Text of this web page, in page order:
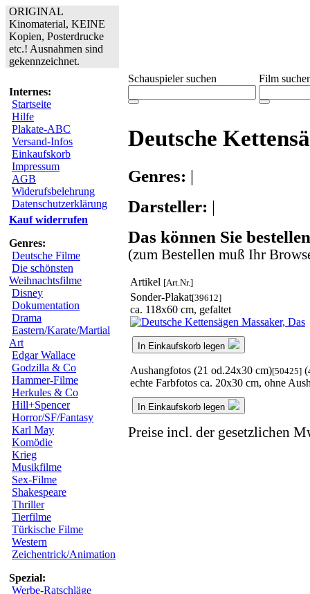
ORIGINAL
Kinomaterial, KEINE
Kopien, Posterdrucke
etc.! Ausnahmen sind
gekennzeichnet.
Internes:
Startseite
Hilfe
Plakate-ABC
Versand-Infos
Einkaufskorb
Impressum
AGB
Widerufsbelehrung
Datenschutzerklärung
Kauf widerrufen
Genres:
Deutsche Filme
Die schönsten
Weihnachtsfilme
Disney
Dokumentation
Drama
Eastern/Karate/Martial
Art
Edgar Wallace
Godzilla & Co
Hammer-Filme
Herkules & Co
Hill+Spencer
Horror/SF/Fantasy
Karl May
Komödie
Krieg
Musikfilme
Sex-Filme
Shakespeare
Thriller
Tierfilme
Türkische Filme
Western
Zeichentrick/Animation
Spezial:
Werbe-Ratschläge
Schauspieler suchen Film
Deutsche
Genres: |
Darsteller: |
Das können Sie
(zum Bestellen muß Ihr
Artikel [Art.Nr.]
Sonder-Plakat[39612]
ca. 118x60 cm, gefaltet
In Einkaufskorb legen
Aushangfotos (21 od.24x30 cm)[50425]
echte Farbfotos ca. 20x30 cm, ohne
In Einkaufskorb legen
Preise incl. der gesetzlichen